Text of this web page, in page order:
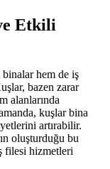
Etkili
hem de iş
bazen zarar
alanlarında
kuşlar bina
artırabilir.
oluşturduğu bu
filesi hizmetleri